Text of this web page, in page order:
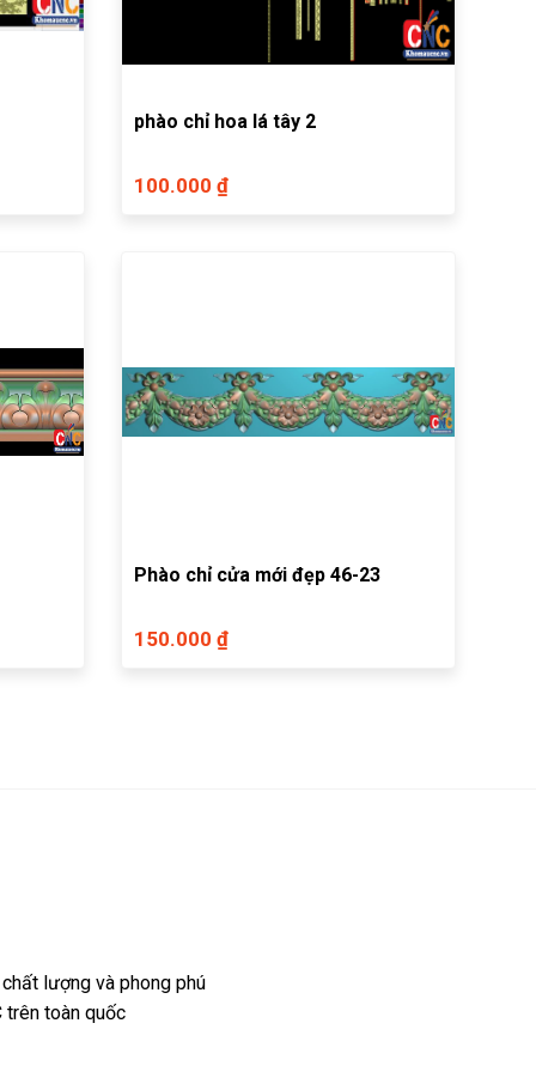
phào chỉ hoa lá tây 2
100.000 ₫
Phào chỉ cửa mới đẹp 46-23
150.000 ₫
lượng và phong phú
trên toàn quốc